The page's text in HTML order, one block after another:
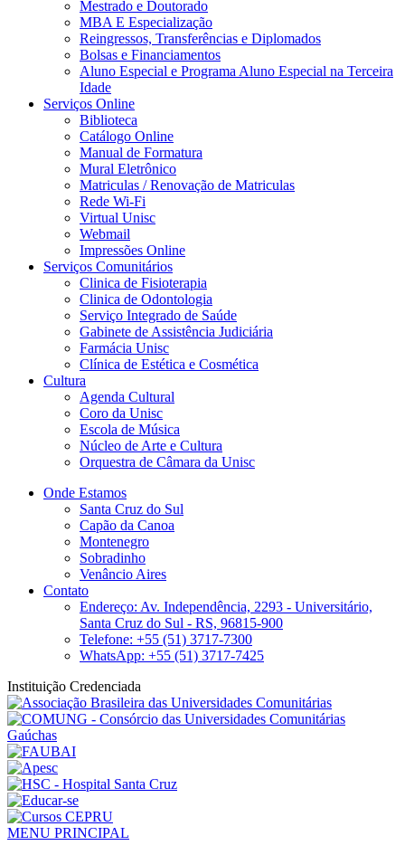
Mestrado e Doutorado
MBA E Especialização
Reingressos, Transferências e Diplomados
Bolsas e Financiamentos
Aluno Especial e Programa Aluno Especial na Terceira
Idade
Serviços Online
Biblioteca
Catálogo Online
Manual de Formatura
Mural Eletrônico
Matriculas / Renovação de Matriculas
Rede Wi-Fi
Virtual Unisc
Webmail
Impressões Online
Serviços Comunitários
Clinica de Fisioterapia
Clinica de Odontologia
Serviço Integrado de Saúde
Gabinete de Assistência Judiciária
Farmácia Unisc
Clínica de Estética e Cosmética
Cultura
Agenda Cultural
Coro da Unisc
Escola de Música
Núcleo de Arte e Cultura
Orquestra de Câmara da Unisc
Onde Estamos
Santa Cruz do Sul
Capão da Canoa
Montenegro
Sobradinho
Venâncio Aires
Contato
Endereço: Av. Independência, 2293 - Universitário,
Santa Cruz do Sul - RS, 96815-900
Telefone: +55 (51) 3717-7300
WhatsApp: +55 (51) 3717-7425
Instituição Credenciada
MENU PRINCIPAL